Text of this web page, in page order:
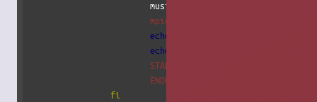
			music_player
mpid
echo
echo
STARTHASH
ENDHASH
fi